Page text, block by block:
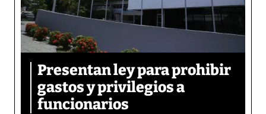
Presentan ley para prohibir
gastos y privilegios a
funcionarios